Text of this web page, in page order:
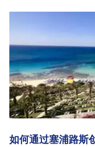
如何通过塞浦路斯